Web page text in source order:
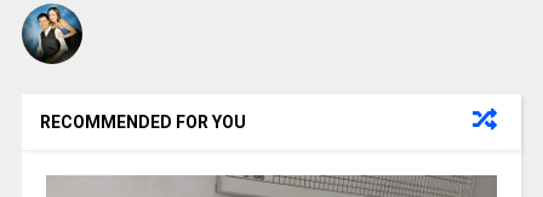
RECOMMENDED FOR YOU